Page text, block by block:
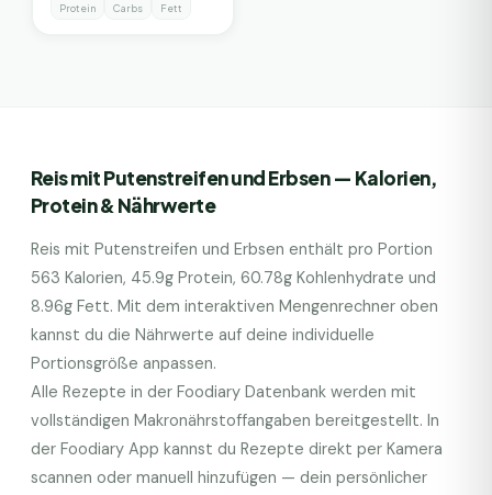
Protein Carbs Fett
Reis mit Putenstreifen und Erbsen— Kalorien,
Protein & Nährwerte
Reis mit Putenstreifen und Erbsen enthält pro Portion
563 Kalorien, 45.9g Protein, 60.78g Kohlenhydrate und
8.96g Fett. Mit dem interaktiven Mengenrechner oben
kannst du die Nährwerte auf deine individuelle
Portionsgröße anpassen.
Alle Rezepte in der Foodiary Datenbank werden mit
vollständigen Makronährstoffangaben bereitgestellt. In
der Foodiary App kannst du Rezepte direkt per Kamera
scannen oder manuell hinzufügen — dein persönlicher